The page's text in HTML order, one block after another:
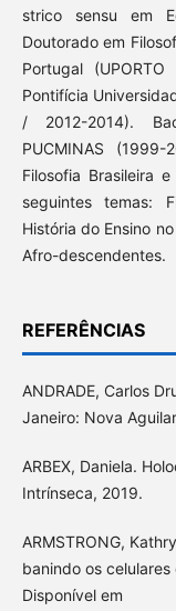
strico sensu em
Doutorado em
Portugal
Pontifícia
/ 2012-2014).
PUCMINAS
Filosofia Brasileira
seguintes temas:
História do Ensino
Afro-descendentes.
REFERÊNCIAS
ANDRADE, Carlos
Janeiro: Nova
ARBEX, Daniela.
Intrínseca, 2019.
ARMSTRONG,
banindo os
Disponível em